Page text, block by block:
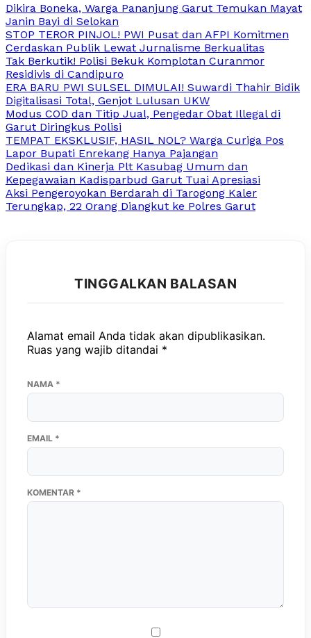
Dikira Boneka, Warga Pananjung Garut Temukan Mayat
Janin Bayi di Selokan
STOP TEROR PINJOL! PWI Pusat dan AFPI Komitmen
Cerdaskan Publik Lewat Jurnalisme Berkualitas
Tak Berkutik! Polisi Bekuk Komplotan Curanmor
Residivis di Candipuro
ERA BARU PWI SULSEL DIMULAI! Suwardi Thahir Bidik
Digitalisasi Total, Genjot Lulusan UKW
Modus COD dan Titip Jual, Pengedar Obat Illegal di
Garut Diringkus Polisi
TEMPAT EKSKLUSIF, HASIL NOL? Warga Curiga Pos
Lapor Bupati Enrekang Hanya Pajangan
Dedikasi dan Kinerja Plt Kasubag Umum dan
Kepegawaian Kadisparbud Garut Tuai Apresiasi
Aksi Pengeroyokan Berdarah di Tarogong Kaler
Terungkap, 22 Orang Diangkut ke Polres Garut
TINGGALKAN BALASAN
Alamat email Anda tidak akan dipublikasikan.
Ruas yang wajib ditandai *
KOMENTAR *
NAMA *
EMAIL *